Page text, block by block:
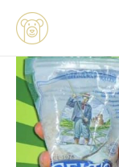
contenido
de
entradas